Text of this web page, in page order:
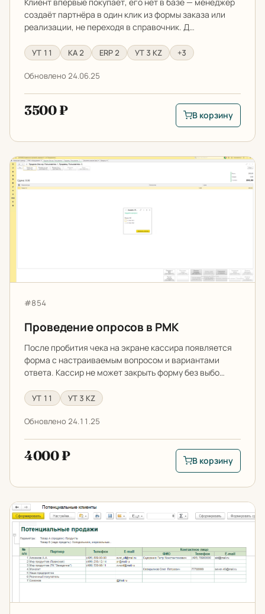
создаёт партнёра в один клик из формы заказа или
реализации, не переходя в справочник. Д…
УТ 11 КА 2 ERP 2 УТ 3 KZ +3
Обновлено 24.06.25
3500 ₽
В корзину:
В корзину
Проведение опросов в РМК
Артикул:
#854
Проведение опросов в РМК
После пробития чека на экране кассира появляется
форма с настраиваемым вопросом и вариантами
ответа. Кассир не может закрыть форму без выбо…
УТ 11 УТ 3 KZ
Обновлено 24.11.25
4000 ₽
В корзину:
В корзину
Возможные будущие продажи в 1С